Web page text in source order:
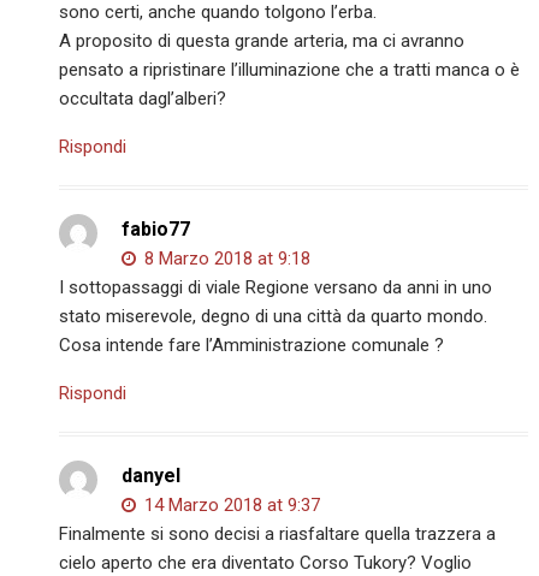
sono certi, anche quando tolgono l’erba.
A proposito di questa grande arteria, ma ci avranno
pensato a ripristinare l’illuminazione che a tratti manca o è
occultata dagl’alberi?
Rispondi
fabio77
8 Marzo 2018 at 9:18
I sottopassaggi di viale Regione versano da anni in uno
stato miserevole, degno di una città da quarto mondo.
Cosa intende fare l’Amministrazione comunale ?
Rispondi
danyel
14 Marzo 2018 at 9:37
Finalmente si sono decisi a riasfaltare quella trazzera a
cielo aperto che era diventato Corso Tukory? Voglio